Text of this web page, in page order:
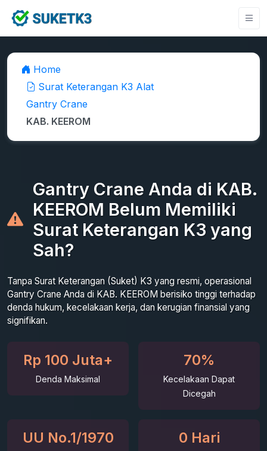
Home
Surat Keterangan K3 Alat
Gantry Crane
KAB. KEEROM
Gantry Crane Anda di KAB.
KEEROM Belum Memiliki
Surat Keterangan K3 yang
Sah?
Tanpa Surat Keterangan (Suket) K3 yang resmi, operasional
Gantry Crane Anda di KAB. KEEROM berisiko tinggi terhadap
denda hukum, kecelakaan kerja, dan kerugian finansial yang
signifikan.
Rp 100 Juta+
Denda Maksimal
70%
Kecelakaan Dapat
Dicegah
UU No.1/1970 0 Hari